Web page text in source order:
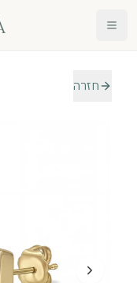
הטבעות
חזרה